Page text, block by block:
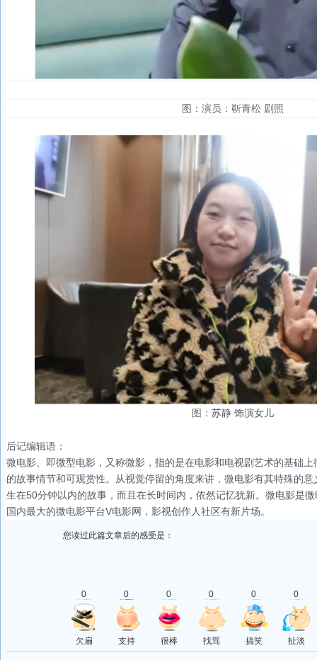
图：演员：靳青松 剧照
图： 苏静 饰演女儿
后记编辑语 ：
微电影、即微型电影，又称微影，指的是在电影和电视剧艺术的基础
的故事情节和可观赏性。从视觉停留的角度来讲，微电影有其特殊的
生在50分钟以内的故事，而且在长时间内，依然记忆犹新。微电影是
国内最大的微电影平台V电影网，影视创作人社区有新片场。
您读过此篇文章后的感受是：
0 0 0 0 0 0
欠扁 支持 很棒 找骂 搞笑 扯淡